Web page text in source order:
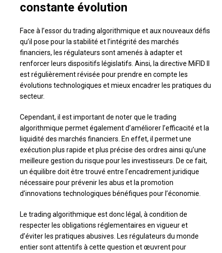
constante évolution
Face à l’essor du trading algorithmique et aux nouveaux défis
qu’il pose pour la stabilité et l’intégrité des marchés
financiers, les régulateurs sont amenés à adapter et
renforcer leurs dispositifs législatifs. Ainsi, la directive MiFID II
est régulièrement révisée pour prendre en compte les
évolutions technologiques et mieux encadrer les pratiques du
secteur.
Cependant, il est important de noter que le trading
algorithmique permet également d’améliorer l’efficacité et la
liquidité des marchés financiers. En effet, il permet une
exécution plus rapide et plus précise des ordres ainsi qu’une
meilleure gestion du risque pour les investisseurs. De ce fait,
un équilibre doit être trouvé entre l’encadrement juridique
nécessaire pour prévenir les abus et la promotion
d’innovations technologiques bénéfiques pour l’économie.
Le trading algorithmique est donc légal, à condition de
respecter les obligations réglementaires en vigueur et
d’éviter les pratiques abusives. Les régulateurs du monde
entier sont attentifs à cette question et œuvrent pour